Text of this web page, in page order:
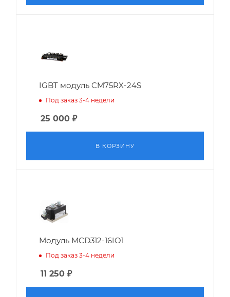
IGBT модуль CM75RX-24S
Под заказ 3-4 недели
25 000 ₽
В КОРЗИНУ
Модуль MCD312-16IO1
Под заказ 3-4 недели
11 250 ₽